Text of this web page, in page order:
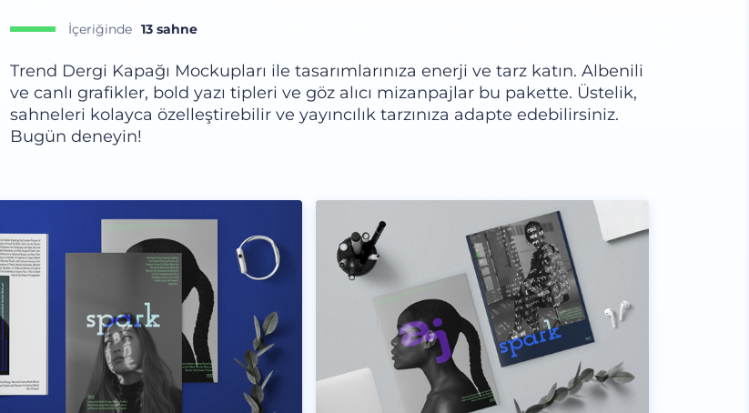
İçeriğinde 13 sahne
Trend Dergi Kapağı Mockupları ile tasarımlarınıza enerji ve tarz katın. Albenili
ve canlı grafikler, bold yazı tipleri ve göz alıcı mizanpajlar bu pakette. Üstelik,
sahneleri kolayca özelleştirebilir ve yayıncılık tarzınıza adapte edebilirsiniz.
Bugün deneyin!